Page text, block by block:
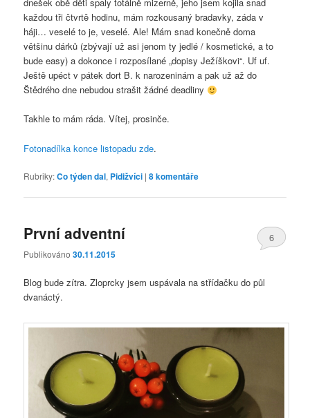
každou tři čtvrtě hodinu, mám rozkousaný bradavky, záda v
háji… veselé to je, veselé. Ale! Mám snad konečně doma
většinu dárků (zbývají už asi jenom ty jedlé / kosmetické, a to
bude easy) a dokonce i rozposílané „dopisy Ježíškovi“. Uf uf.
Ještě upéct v pátek dort B. k narozeninám a pak už až do
Štědrého dne nebudou strašit žádné deadliny
Takhle to mám ráda. Vítej, prosinče.
Fotonadílka konce listopadu zde.
Rubriky:Co týden dal, Pidižvíci |8komentáře
První adventní
Publikováno30.11.2015
6
Blog bude zítra. Zloprcky jsem uspávala na střídačku do půl
dvanáctý.